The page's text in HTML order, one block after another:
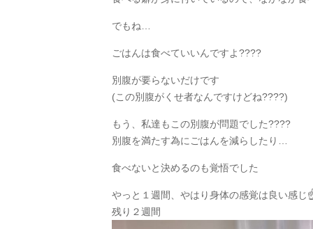
でもね…
ごはんは食べていいんですよ????
別腹が要らないだけです
(この別腹がくせ者なんですけどね????)
もう、私達もこの別腹が問題でした????
別腹を満たす為にごはんを減らしたり…
食べないと決めるのも覚悟でした
やっと１週間、やはり身体の感覚は良い感じ
残り２週間